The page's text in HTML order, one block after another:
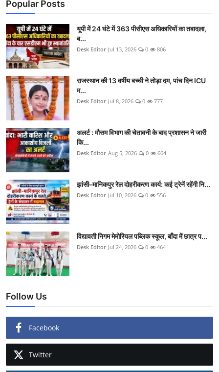
Popular Posts
यूपी में 24 घंटे में 363 पीसीएस अधिकारियों का तबादला,
ब...
Desk Editor Jul 13, 2026 0 806
राजस्थान की 13 वर्षीय बच्ची ने तोड़ा दम, पांच दिन ICU
म...
Desk Editor Jul 8, 2026 0 777
अलर्ट : मौसम विभाग की चेतावनी के बाद प्रशासन ने जारी
कि...
Desk Editor Aug 5, 2026 0 664
झांसी–मानिकपुर रेल दोहरीकरण कार्य: कई ट्रेनें रहेंगी नि...
Desk Editor Jul 10, 2026 0 556
विद्यावती निगम मेमोरियल पब्लिक स्कूल, बाँदा में छात्र प...
Desk Editor Jul 24, 2026 0 464
Follow Us
Facebook
Twitter